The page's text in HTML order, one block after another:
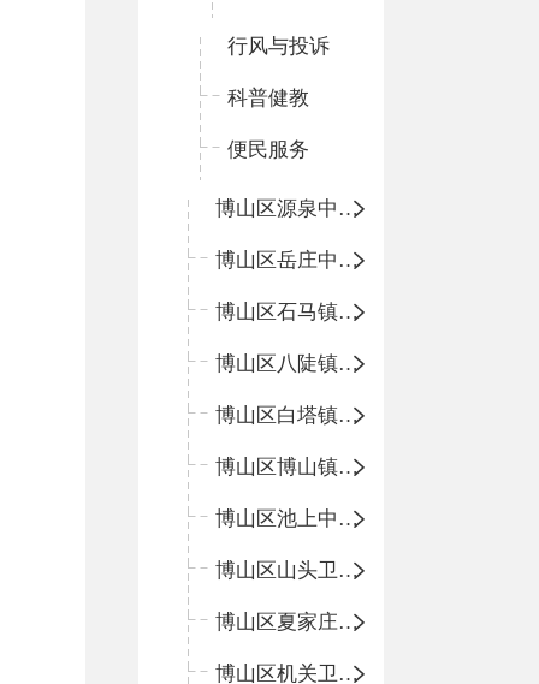
行风与投诉
科普健教
便民服务
博山区源泉中心卫生院（博山区第二人民医院）
博山区岳庄中心卫生院
博山区石马镇卫生院
博山区八陡镇卫生院
博山区白塔镇卫生院
博山区博山镇中心卫生院（南院区、北院区）
博山区池上中心卫生院
博山区山头卫生院
博山区夏家庄卫生院
博山区机关卫生所